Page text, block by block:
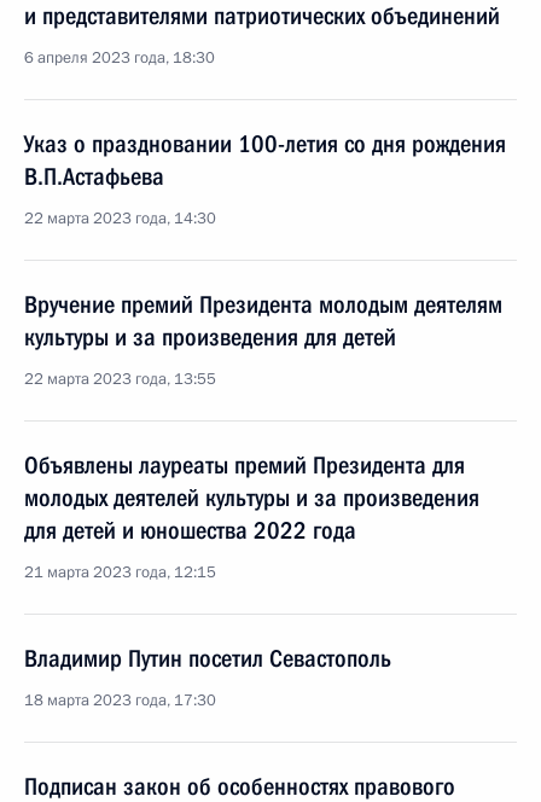
и представителями патриотических объединений
6 апреля 2023 года, 18:30
Указ о праздновании 100-летия со дня рождения
В.П.Астафьева
22 марта 2023 года, 14:30
Вручение премий Президента молодым деятелям
культуры и за произведения для детей
22 марта 2023 года, 13:55
Объявлены лауреаты премий Президента для
молодых деятелей культуры и за произведения
для детей и юношества 2022 года
21 марта 2023 года, 12:15
Владимир Путин посетил Севастополь
18 марта 2023 года, 17:30
Подписан закон об особенностях правового